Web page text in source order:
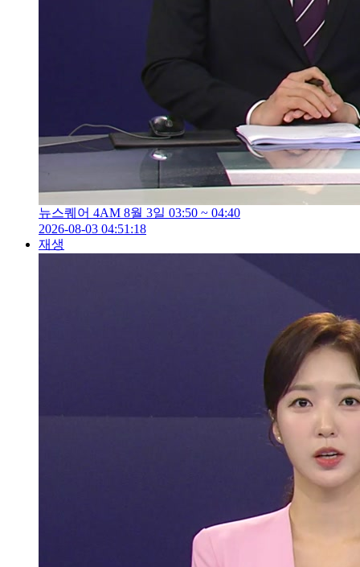
뉴스퀘어 4AM 8월 3일 03:50 ~ 04:40
2026-08-03 04:51:18
재생